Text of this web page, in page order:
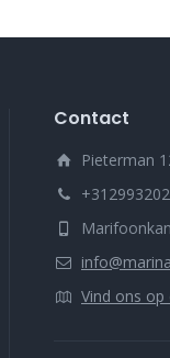
Contact
Pieterman
Vind ons op